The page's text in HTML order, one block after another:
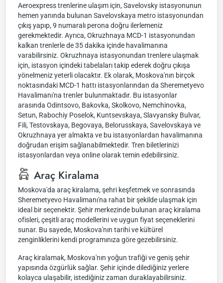
Aeroexpress trenlerine ulaşım için, Savelovsky istasyonunun
hemen yanında bulunan Savelovskaya metro istasyonundan
çıkış yapıp, 9 numaralı perona doğru ilerlemeniz
gerekmektedir. Ayrıca, Okruzhnaya MCD-1 istasyonundan
kalkan trenlerle de 35 dakika içinde havalimanına
varabilirsiniz. Okruzhnaya istasyonundan trenlere ulaşmak
için, istasyon içindeki tabelaları takip ederek doğru çıkışa
yönelmeniz yeterli olacaktır. Ek olarak, Moskova'nın birçok
noktasındaki MCD-1 hattı istasyonlarından da Sheremetyevo
Havalimanı'na trenler bulunmaktadır. Bu istasyonlar
arasında Odintsovo, Bakovka, Skolkovo, Nemchinovka,
Setun, Rabochiy Poselok, Kuntsevskaya, Slavyansky Bulvar,
Fili, Testovskaya, Begovaya, Belorusskaya, Savelovskaya ve
Okruzhnaya yer almakta ve bu istasyonlardan havalimanına
doğrudan erişim sağlanabilmektedir. Tren biletlerinizi
istasyonlardan veya online olarak temin edebilirsiniz.
Araç Kiralama
Moskova'da araç kiralama, şehri keşfetmek ve sonrasında
Sheremetyevo Havalimanı'na rahat bir şekilde ulaşmak için
ideal bir seçenektir. Şehir merkezinde bulunan araç kiralama
ofisleri, çeşitli araç modellerini ve uygun fiyat seçeneklerini
sunar. Bu sayede, Moskova'nın tarihi ve kültürel
zenginliklerini kendi programınıza göre gezebilirsiniz.
Araç kiralamak, Moskova'nın yoğun trafiği ve geniş şehir
yapısında özgürlük sağlar. Şehir içinde dilediğiniz yerlere
kolayca ulaşabilir, istediğiniz zaman duraklayabilirsiniz.